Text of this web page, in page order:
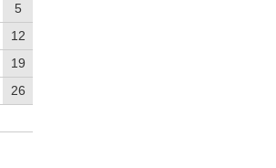
5
12
19
26